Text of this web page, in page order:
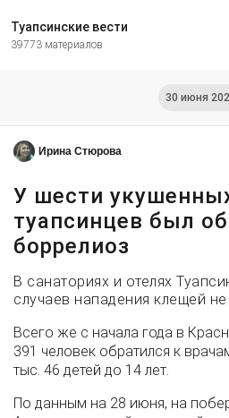
Туапсинские вести
39773 материалов
30 июня
Ирина Стюрова
У шести
туапсинцев был
боррелиоз
В санаториях и отелях
случаев нападения клещей
Всего же с начала года в
391 человек обратился к
тыс. 46 детей до 14 лет.
По данным на 28 июня, на